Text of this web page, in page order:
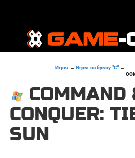
Игры → Игры на букву "C"→
COMMAND
CONQUER:
SUN